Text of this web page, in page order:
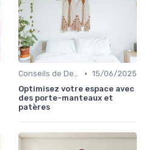
Conseils de Design d'Intérieur • 15/06/2025
Optimisez votre espace avec
des porte-manteaux et
patères